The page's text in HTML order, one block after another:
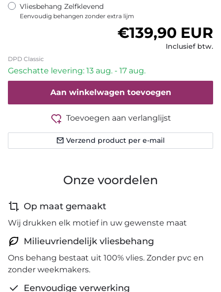
Vliesbehang Zelfklevend
Eenvoudig behangen zonder extra lijm
Normale prijs
€139,90 EUR
Inclusief btw.
DPD Classic
Geschatte levering: 13 aug. - 17 aug.
Aan winkelwagen toevoegen
Toevoegen aan verlanglijst
Verzend product per e-mail
Onze voordelen
Op maat gemaakt
Wij drukken elk motief in uw gewenste maat
Milieuvriendelijk vliesbehang
Ons behang bestaat uit 100% vlies. Zonder pvc en
zonder weekmakers.
Eenvoudige verwerking